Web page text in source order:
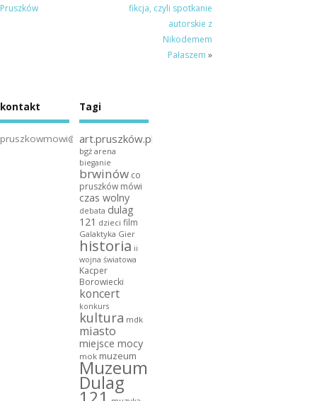
Pruszków
fikcja, czyli spotkanie
autorskie z
Nikodemem
Pałaszem »
kontakt
pruszkowmowi@gmail.com
Tagi
art.pruszków.pl
bgż arena
bieganie
brwinów co
pruszków mówi
czas wolny
debata dulag
121 dzieci film
Galaktyka Gier
historia ii
wojna światowa
Kacper
Borowiecki
koncert
konkurs
kultura mdk
miasto
miejsce mocy
mok muzeum
Muzeum
Dulag